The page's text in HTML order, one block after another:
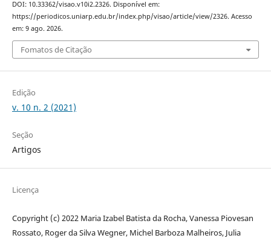
DOI: 10.33362/visao.v10i2.2326. Disponível em:
https://periodicos.uniarp.edu.br/index.php/visao/article/view/2326. Acesso
em: 9 ago. 2026.
Fomatos de Citação
Edição
v. 10 n. 2 (2021)
Seção
Artigos
Licença
Copyright (c) 2022 Maria Izabel Batista da Rocha, Vanessa Piovesan
Rossato, Roger da Silva Wegner, Michel Barboza Malheiros, Julia